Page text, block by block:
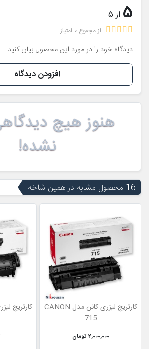
5 از 5
از مجموع 0 امتیاز
دیدگاه خود را در مورد این محصول بیان کنید
افزودن دیدگاه
هنوز هیچ
نشده!
16 محصول مشابه در همین شاخه
کارتریج لیزری کانن مدل CANON
715
2,000,000 تومان